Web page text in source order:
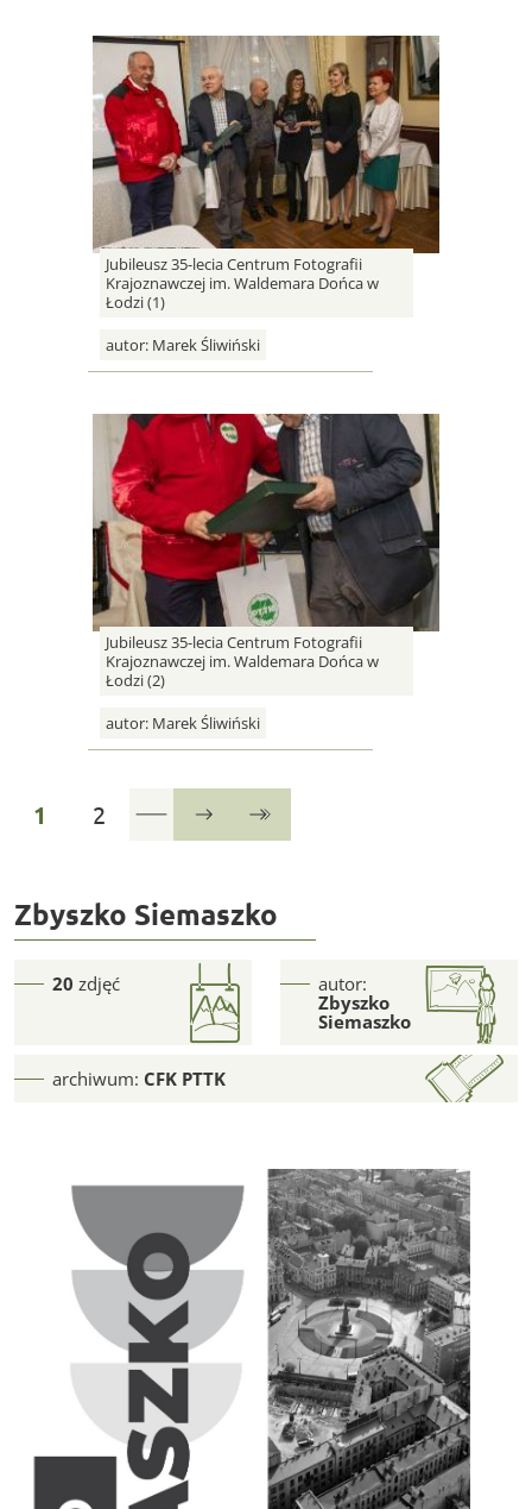
Jubileusz 35-lecia Centrum Fotografii
Krajoznawczej im. Waldemara Dońca w
Łodzi (1)
autor: Marek Śliwiński
Jubileusz 35-lecia Centrum Fotografii
Krajoznawczej im. Waldemara Dońca w
Łodzi (2)
autor: Marek Śliwiński
strona
1 strona
2
Zbyszko Siemaszko
20 zdjęć
autor:
Zbyszko
Siemaszko
archiwum: CFK PTTK